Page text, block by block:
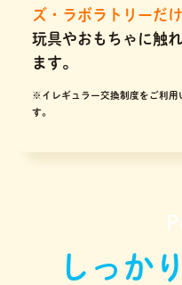
ズ・ラボラトリーだけ
玩具やおもちゃに触
ます。
※イレギュラー交換制度をご利用
す。
しっか